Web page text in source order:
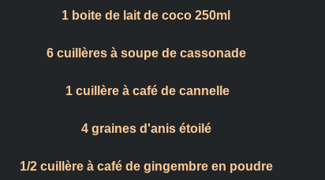
1 boite de lait de coco 250ml
6 cuillères à soupe de cassonade
1 cuillère à café de cannelle
4 graines d'anis étoilé
1/2 cuillère à café de gingembre en poudre